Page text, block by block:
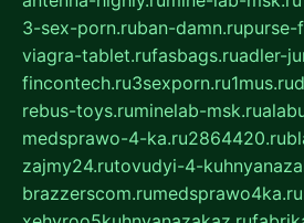
3-sex-porn.ruban-damn.rupurse-
viagra-tablet.rufasbags.ruadler-
fincontech.ru3sexporn.ru1mus.ru
rebus-toys.ruminelab-msk.ru
medsprawo-4-ka.ru2864420.ru
zajmy24.rutovudyi-4-
brazzerscom.rumedsprawo4ka.ru